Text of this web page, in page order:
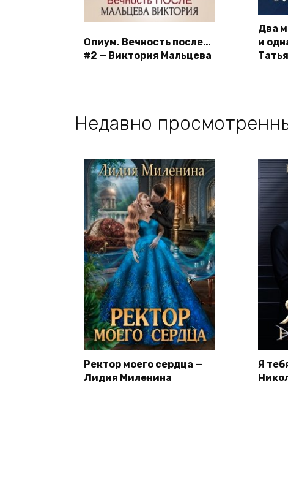
Опиум. Вечность после…
#2 — Виктория Мальцева
Два
и
Недавно
Ректор моего сердца —
Лидия Миленина
Я